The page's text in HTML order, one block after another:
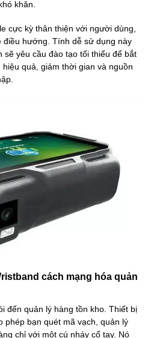
khăn.
cực kỳ thân thiện với người dùng,
điều hướng. Tính dễ sử dụng này
sẽ yêu cầu đào tạo tối thiểu để bắt
quả, giảm thời gian và nguồn
cách mạng hóa quản
đến quản lý hàng tồn kho. Thiết bị
phép bạn quét mã vạch, quản lý
chỉ với một cú nháy cổ tay. Nó